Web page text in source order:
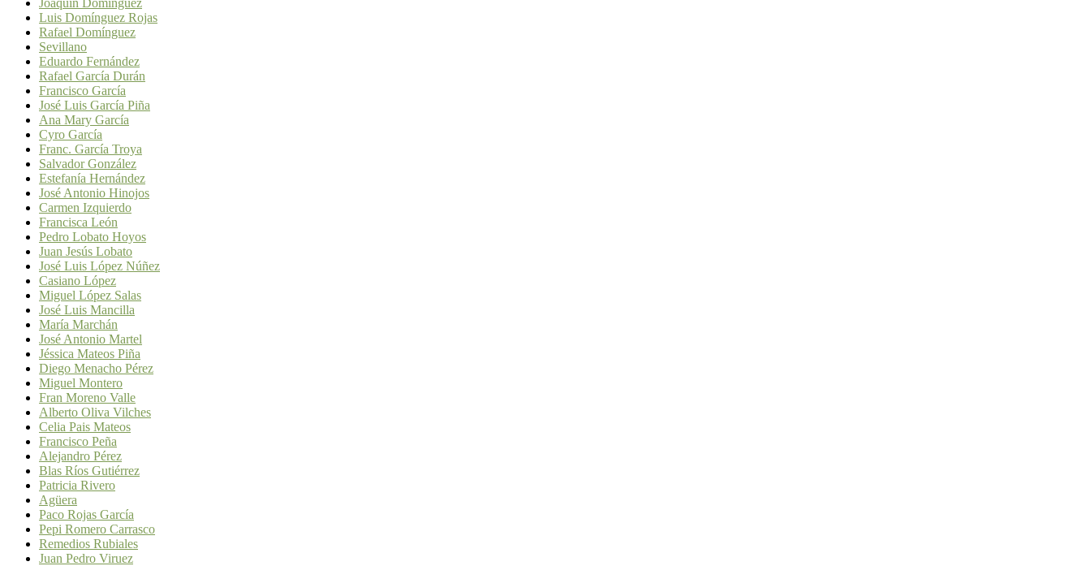
Luis Domínguez Rojas
Rafael Domínguez
Sevillano
Eduardo Fernández
Rafael García Durán
Francisco García
José Luis García Piña
Ana Mary García
Cyro García
Franc. García Troya
Salvador González
Estefanía Hernández
José Antonio Hinojos
Carmen Izquierdo
Francisca León
Pedro Lobato Hoyos
Juan Jesús Lobato
José Luis López Núñez
Casiano López
Miguel López Salas
José Luis Mancilla
María Marchán
José Antonio Martel
Jéssica Mateos Piña
Diego Menacho Pérez
Miguel Montero
Fran Moreno Valle
Alberto Oliva Vilches
Celia Pais Mateos
Francisco Peña
Alejandro Pérez
Blas Ríos Gutiérrez
Patricia Rivero
Agüera
Paco Rojas García
Pepi Romero Carrasco
Remedios Rubiales
Juan Pedro Viruez